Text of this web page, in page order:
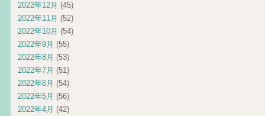
2022年12月 (45)
2022年11月 (52)
2022年10月 (54)
2022年9月 (55)
2022年8月 (53)
2022年7月 (51)
2022年6月 (54)
2022年5月 (56)
2022年4月 (42)